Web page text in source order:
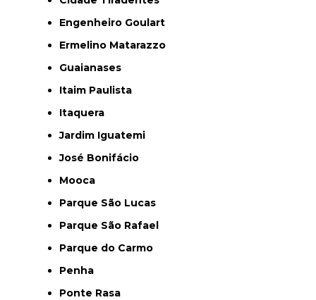
Engenheiro Goulart
Ermelino Matarazzo
Guaianases
Itaim Paulista
Itaquera
Jardim Iguatemi
José Bonifácio
Mooca
Parque São Lucas
Parque São Rafael
Parque do Carmo
Penha
Ponte Rasa